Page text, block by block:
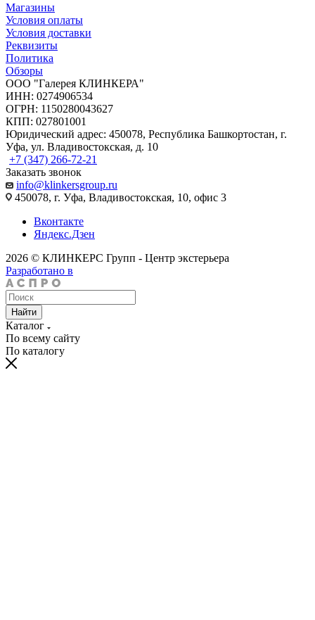
Магазины
Условия оплаты
Условия доставки
Реквизиты
Политика
Обзоры
ООО "Галерея КЛИНКЕРА"
ИНН: 0274906534
ОГРН: 1150280043627
КПП: 027801001
Юридический адрес: 450078, Республика Башкортостан, г.
Уфа, ул. Владивостокская, д. 10
+7 (347) 266-72-21
Заказать звонок
info@klinkersgroup.ru
450078, г. Уфа, Владивостокская, 10, офис 3
Вконтакте
Яндекс.Дзен
2026 © КЛИНКЕРС Групп - Центр экстерьера
Разработано в
Найти
Каталог
По всему сайту
По каталогу